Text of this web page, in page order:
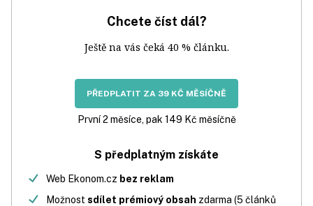
Chcete číst dál?
Ještě na vás čeká 40 % článku.
PŘEDPLATIT ZA 39 KČ MĚSÍČNĚ
První 2 měsíce, pak 149 Kč měsíčně
S předplatným získáte
Web Ekonom.cz bez reklam
Možnost sdílet prémiový obsah zdarma (5 článků